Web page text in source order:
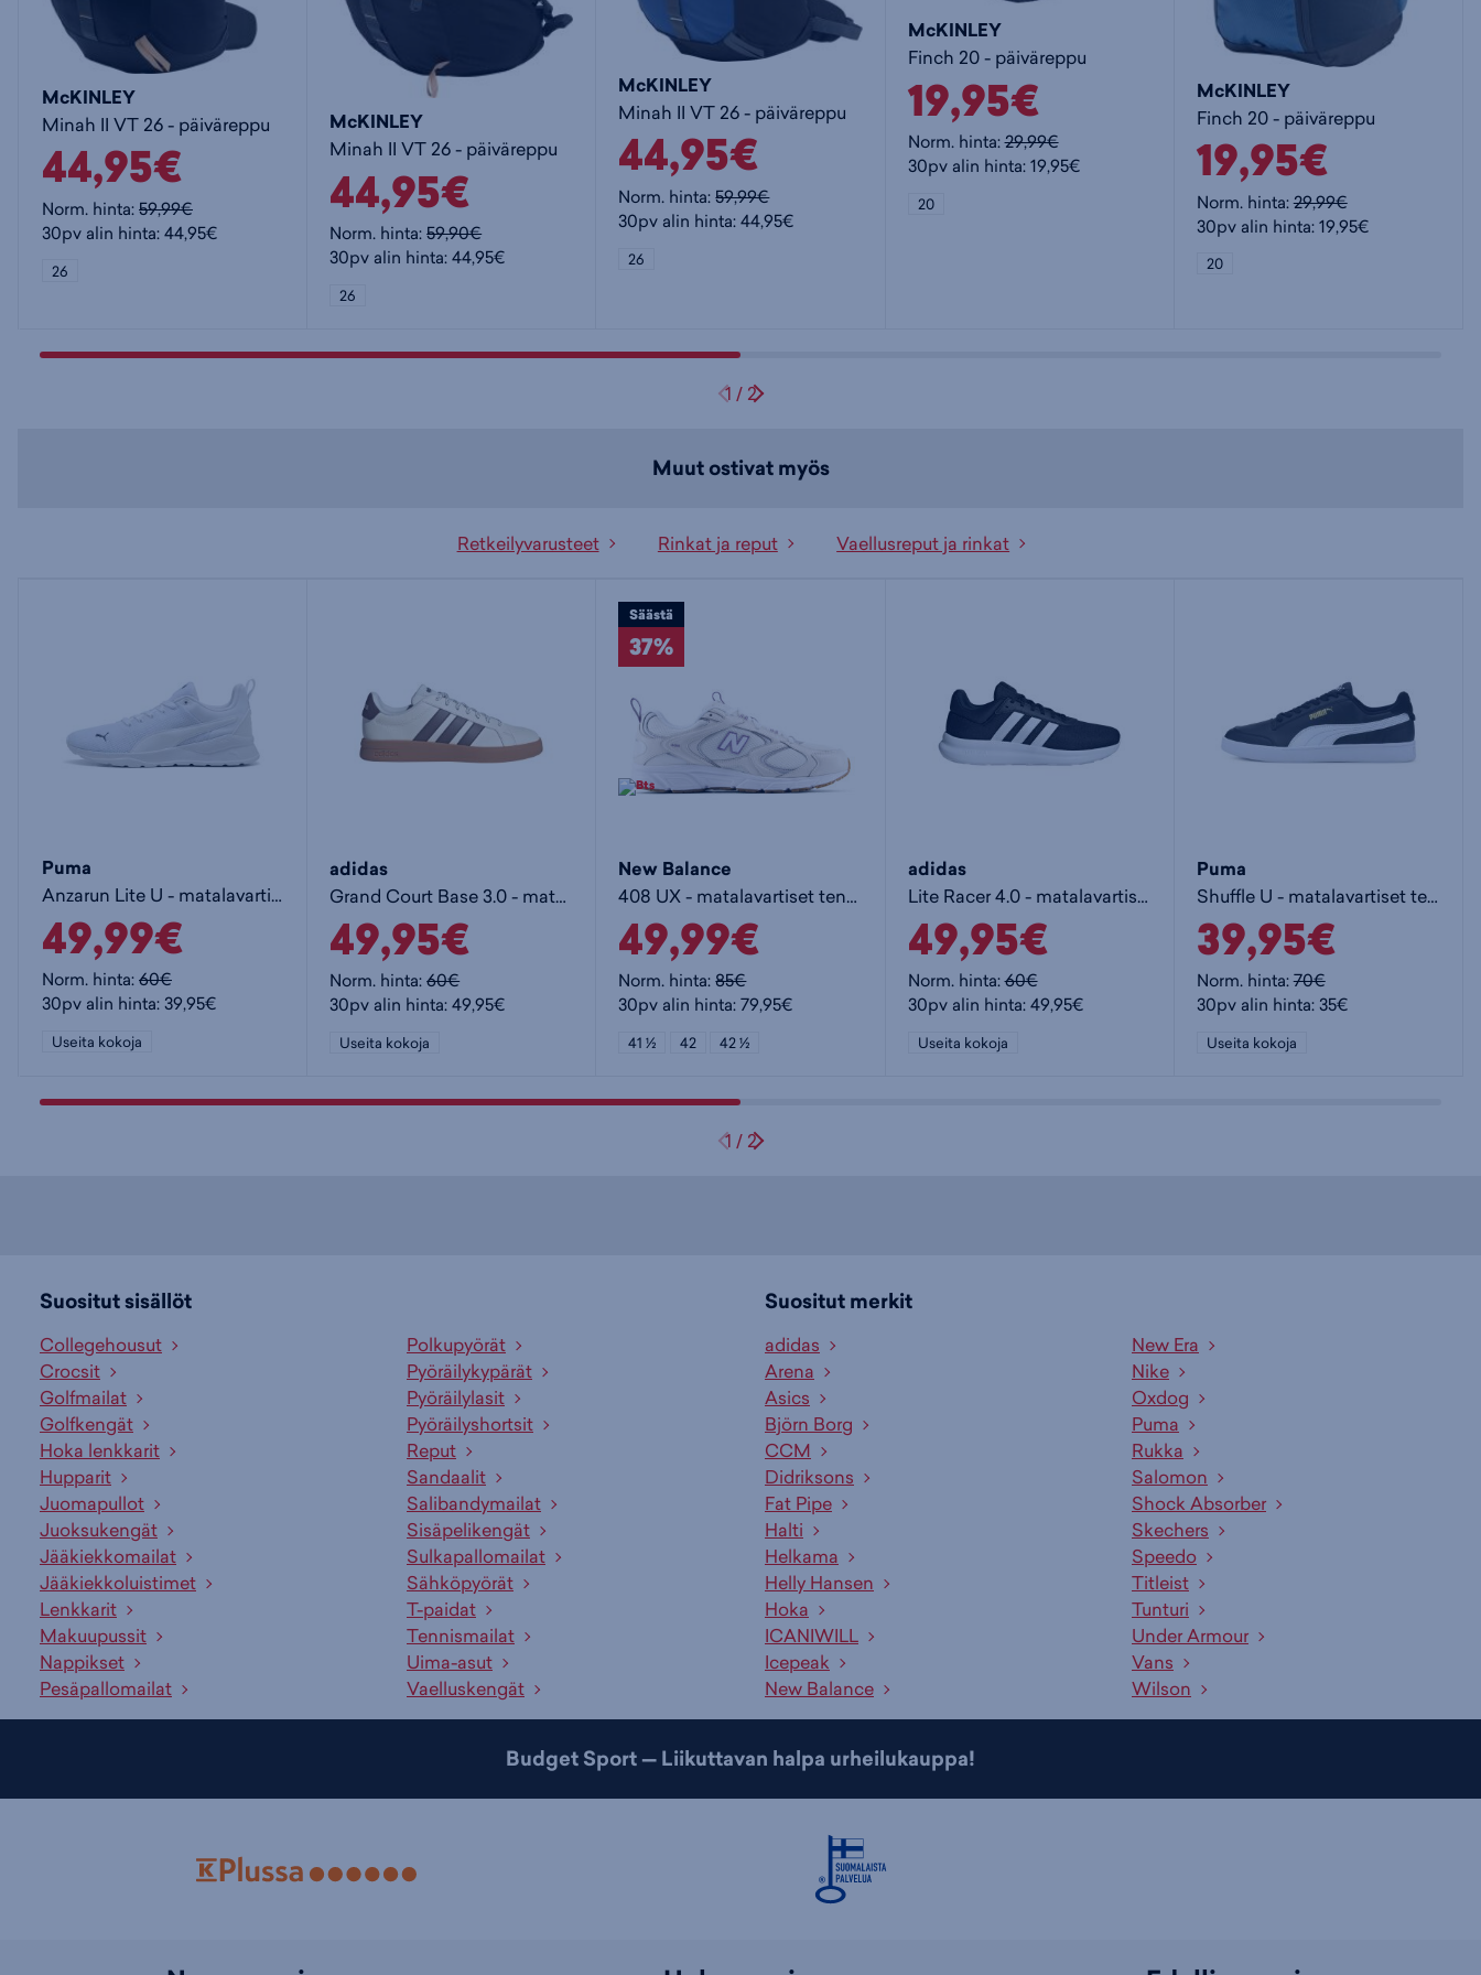
McKINLEY
Minah II VT 26 - päiväreppu
44,95€
Norm. hinta:59,99€
30pv alin hinta: 44,95€
26
McKINLEY
Minah II VT 26 - päiväreppu
44,95€
Norm. hinta:59,90€
30pv alin hinta: 44,95€
26
McKINLEY
Minah II VT 26 - päiväreppu
44,95€
Norm. hinta:59,99€
30pv alin hinta: 44,95€
26
McKINLEY
Finch 20 - päiväreppu
19,95€
Norm. hinta:29,99€
30pv alin hinta: 19,95€
20
McKINLEY
Finch 20 - päiväreppu
19,95€
Norm. hinta:29,99€
30pv alin hinta: 19,95€
20
1 / 2
Muut ostivat myös
Retkeilyvarusteet Rinkat ja reput Vaellusreput ja rinkat
Puma
Anzarun Lite U - matalavartiset tennarit
49,99€
Norm. hinta:60€
30pv alin hinta: 39,95€
Useita kokoja
adidas
Grand Court Base 3.0 - matalavartiset tennarit
49,95€
Norm. hinta:60€
30pv alin hinta: 49,95€
Useita kokoja
Säästä
37%
New Balance
408 UX - matalavartiset tennarit
49,99€
Norm. hinta:85€
30pv alin hinta: 79,95€
41 ½ 42 42 ½
adidas
Lite Racer 4.0 - matalavartiset tennarit
49,95€
Norm. hinta:60€
30pv alin hinta: 49,95€
Useita kokoja
Puma
Shuffle U - matalavartiset tennarit
39,95€
Norm. hinta:70€
30pv alin hinta: 35€
Useita kokoja
1 / 2
Suositut sisällöt
Collegehousut
Crocsit
Golfmailat
Golfkengät
Hoka lenkkarit
Hupparit
Juomapullot
Juoksukengät
Jääkiekkomailat
Jääkiekkoluistimet
Lenkkarit
Makuupussit
Nappikset
Pesäpallomailat
Polkupyörät
Pyöräilykypärät
Pyöräilylasit
Pyöräilyshortsit
Reput
Sandaalit
Salibandymailat
Sisäpelikengät
Sulkapallomailat
Sähköpyörät
T-paidat
Tennismailat
Uima-asut
Vaelluskengät
Suositut merkit
adidas
Arena
Asics
Björn Borg
CCM
Didriksons
Fat Pipe
Halti
Helkama
Helly Hansen
Hoka
ICANIWILL
Icepeak
New Balance
New Era
Nike
Oxdog
Puma
Rukka
Salomon
Shock Absorber
Skechers
Speedo
Titleist
Tunturi
Under Armour
Vans
Wilson
Budget Sport — Liikuttavan halpa urheilukauppa!